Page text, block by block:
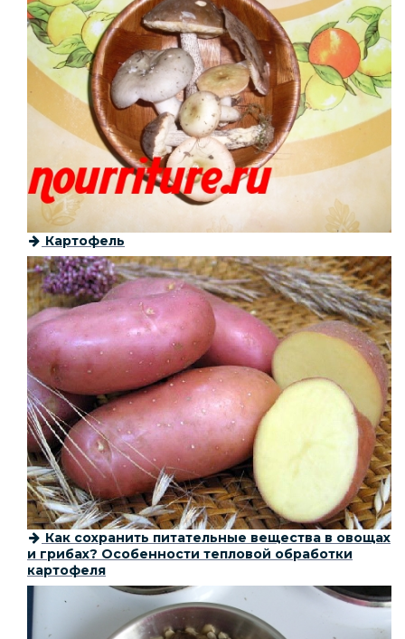
Картофель
Как сохранить питательные вещества в овощах
и грибах? Особенности тепловой обработки
картофеля